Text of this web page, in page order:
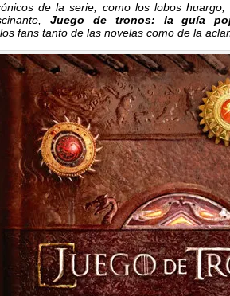
de la serie, como los lobos
Juego de tronos: la guía
fans tanto de las novelas como de la